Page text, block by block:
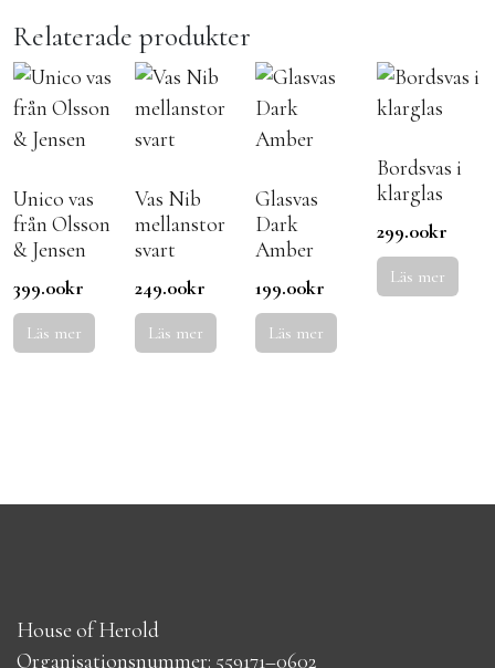
Relaterade produkter
Unico vas
från Olsson
& Jensen
399.00kr
Läs mer
Vas Nib
mellanstor
svart
249.00kr
Läs mer
Glasvas
Dark
Amber
199.00kr
Läs mer
Bordsvas i
klarglas
299.00kr
Läs mer
House of Herold
Organisationsnummer: 559171–0602